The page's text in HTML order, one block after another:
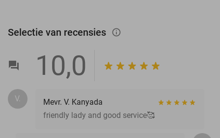
Selectie van recensies info_outlined
10,0
V.
Mevr. V. Kanyada
friendly lady and good service🥰